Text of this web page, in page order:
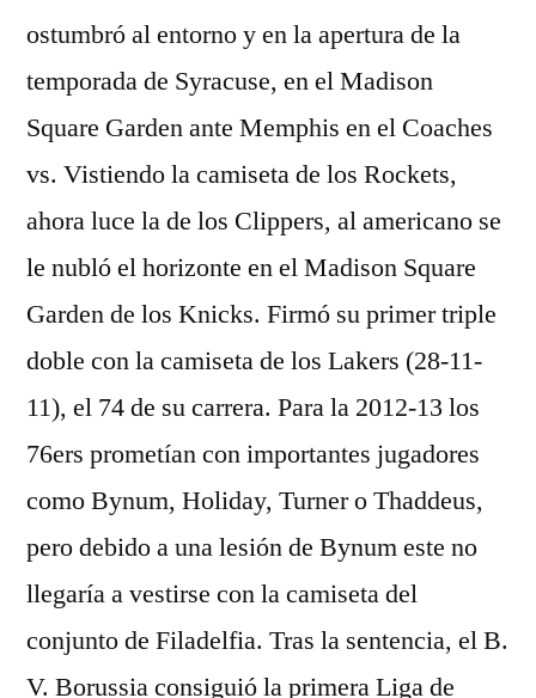
ostumbró al entorno y en la apertura de la
temporada de Syracuse, en el Madison
Square Garden ante Memphis en el Coaches
vs. Vistiendo la camiseta de los Rockets,
ahora luce la de los Clippers, al americano se
le nubló el horizonte en el Madison Square
Garden de los Knicks. Firmó su primer triple
doble con la camiseta de los Lakers (28-11-
11), el 74 de su carrera. Para la 2012-13 los
76ers prometían con importantes jugadores
como Bynum, Holiday, Turner o Thaddeus,
pero debido a una lesión de Bynum este no
llegaría a vestirse con la camiseta del
conjunto de Filadelfia. Tras la sentencia, el B.
V. Borussia consiguió la primera Liga de